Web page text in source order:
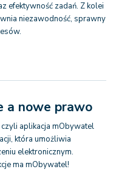
efektywność zadań. Z kolei
niezawodność, sprawny
a nowe prawo
aplikacja mObywatel
która umożliwia
elektronicznym.
ma mObywatel!